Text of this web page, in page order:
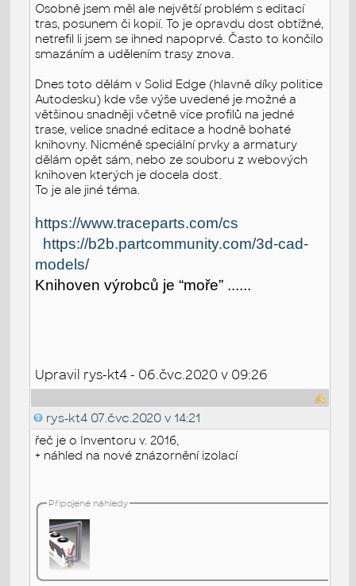
Osobně jsem měl ale největší problém s editací
tras, posunem či kopií. To je opravdu dost obtížné,
netrefil li jsem se ihned napoprvé. Často to končilo
smazáním a udělením trasy znova.
Dnes toto dělám v Solid Edge (hlavně díky politice
Autodesku) kde vše výše uvedené je možné a
většinou snadněji včetně více profilů na jedné
trase, velice snadné editace a hodně bohaté
knihovny. Nicméně speciální prvky a armatury
dělám opět sám, nebo ze souboru z webových
knihoven kterých je docela dost.
To je ale jiné téma.
https://www.traceparts.com/cs
https://b2b.partcommunity.com/3d-cad-
models/
Knihoven výrobců je “moře” ......
Upravil rys-kt4 - 06.čvc.2020 v 09:26
rys-kt4 07.čvc.2020 v 14:21
řeč je o Inventoru v. 2016,
+ náhled na nové znázornění izolací
Připojené náhledy